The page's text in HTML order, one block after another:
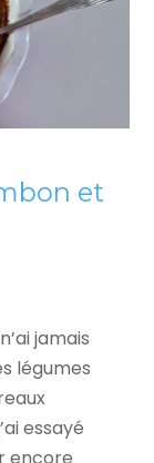
et
jamais
légumes
essayé